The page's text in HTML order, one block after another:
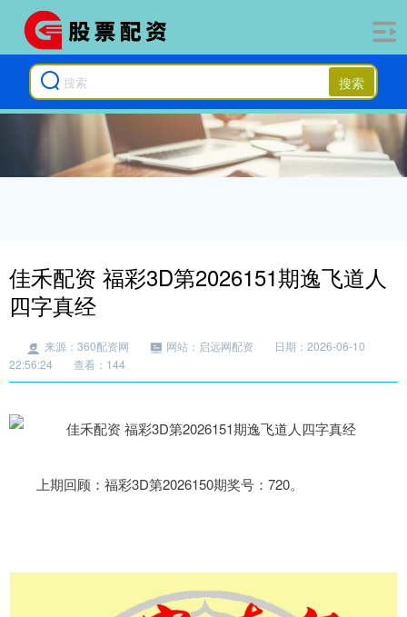
搜索
佳禾配资 福彩3D第2026151期逸飞道人
四字真经
来源：360配资网 网站：启远网配资
日期：2026-06-10
22:56:24
查看：144
上期回顾：福彩3D第2026150期奖号：720。